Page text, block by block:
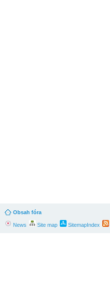
Obsah fóra
News Site map SitemapIndex